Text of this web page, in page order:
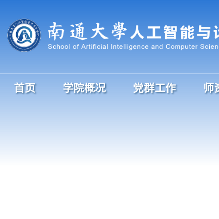
首页 学院概况 党群工作 师